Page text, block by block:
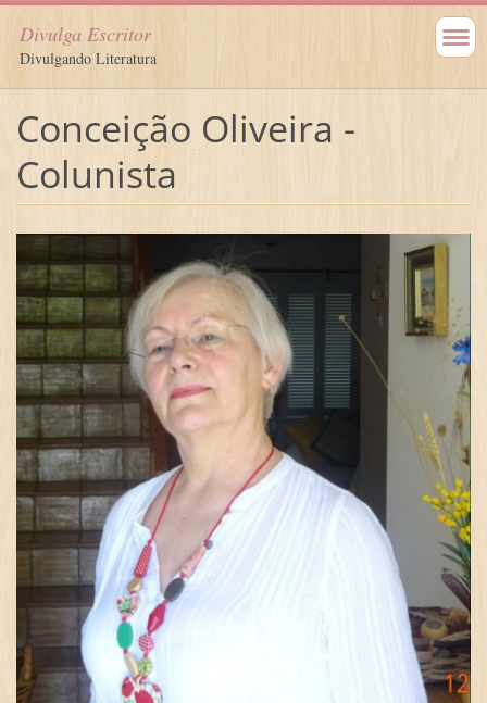
Divulga Escritor
Divulgando Literatura
Conceição Oliveira -
Colunista